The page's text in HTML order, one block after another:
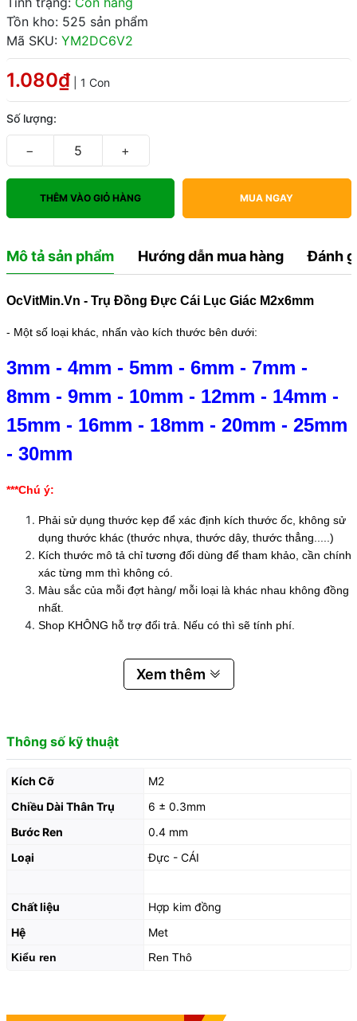
Tồn kho: 525 sản phẩm
Mã SKU: YM2DC6V2
1.080₫ | 1 Con
Số lượng:
− +
THÊM VÀO GIỎ HÀNG MUA NGAY
Mô tả sản phẩm Hướng dẫn mua hàng Đánh
OcVitMin.Vn - Trụ Đồng Đực Cái Lục Giác M2x6mm
- Một số loại khác, nhấn vào kích thước bên dưới:
3mm - 4mm - 5mm - 6mm - 7mm -
8mm - 9mm - 10mm - 12mm - 14mm -
15mm - 16mm - 18mm - 20mm - 25mm
- 30mm
***Chú ý:
Phải sử dụng thước kẹp để xác định kích thước ốc, không sử
dụng thước khác (thước nhựa, thước dây, thước thẳng.....)
Kích thước mô tả chỉ tương đối dùng để tham khảo, cần chính
xác từng mm thì không có.
Màu sắc của mỗi đợt hàng/ mỗi loại là khác nhau không đồng
nhất.
Shop KHÔNG hỗ trợ đổi trả. Nếu có thì sẽ tính phí.
Xem thêm
Thông số kỹ thuật
Kích Cỡ
M2
Chiều Dài Thân Trụ
6 ± 0.3mm
Bước Ren
0.4 mm
Loại
Đực - CÁI
Chất liệu
Hợp kim đồng
Hệ
Met
Kiểu ren Ren Thô